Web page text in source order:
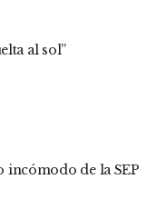
al sol”
de la SEP